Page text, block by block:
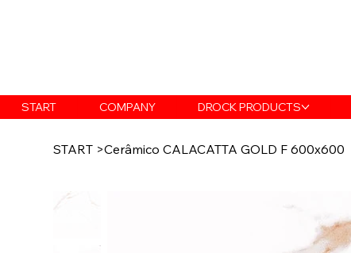
START COMPANY DROCK PRODUCTS
START >Cerâmico CALACATTA GOLD F 600x600